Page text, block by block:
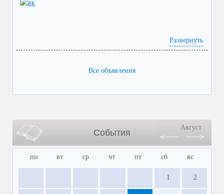
Развернуть
Все объявления
События
Август
пн вт ср чт пт сб вс
1 2